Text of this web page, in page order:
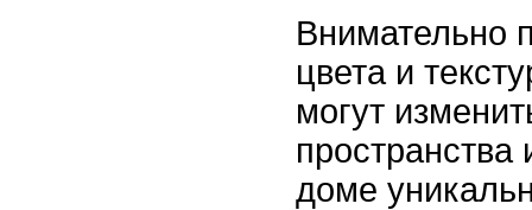
Внимательно
цвета и
могут
доме